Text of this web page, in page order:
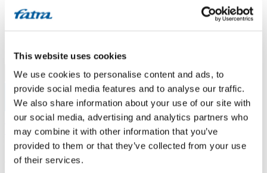
This website uses cookies
We use cookies to personalise content and ads, to
provide social media features and to analyse our traffic.
We also share information about your use of our site with
our social media, advertising and analytics partners who
may combine it with other information that you’ve
provided to them or that they’ve collected from your use
of their services.
Ochranná geotextilie
Menu
Menu
Domů /
Poradna/
Fatrafol 803S
Fatrafol 803S